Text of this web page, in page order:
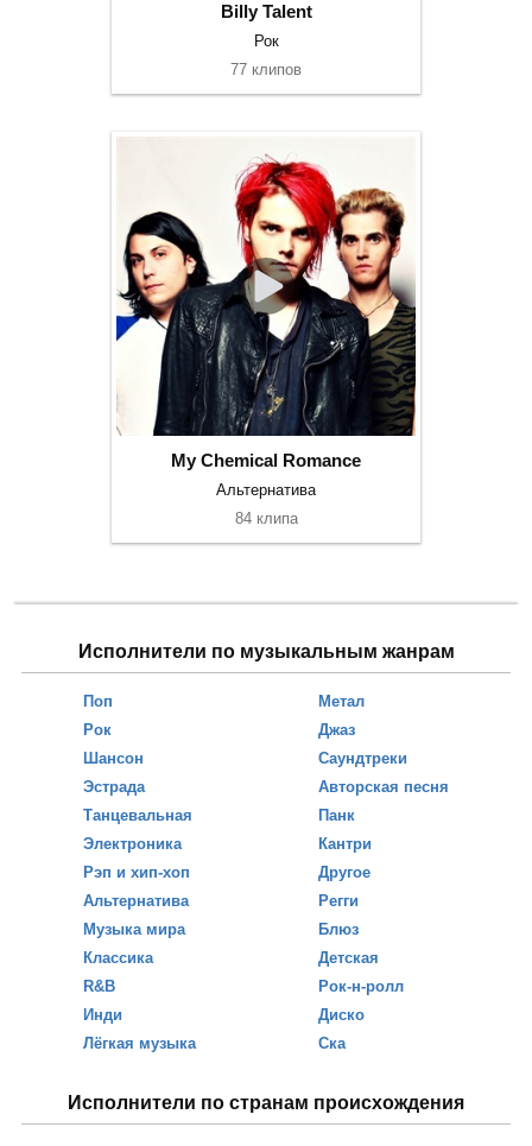
Billy Talent
Рок
77 клипов
My Chemical Romance
Альтернатива
84 клипа
Исполнители по музыкальным жанрам
Поп
Рок
Шансон
Эстрада
Танцевальная
Электроника
Рэп и хип-хоп
Альтернатива
Музыка мира
Классика
R&B
Инди
Лёгкая музыка
Метал
Джаз
Саундтреки
Авторская песня
Панк
Кантри
Другое
Регги
Блюз
Детская
Рок-н-ролл
Диско
Ска
Исполнители по странам происхождения